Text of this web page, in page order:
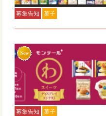
募集告知 菓子
募集告知 菓子